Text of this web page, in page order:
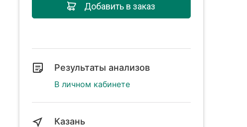
Добавить в заказ
Результаты анализов
В личном кабинете
Казань